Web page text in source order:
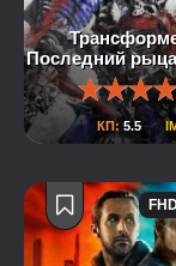
Последний
КП: 5.5